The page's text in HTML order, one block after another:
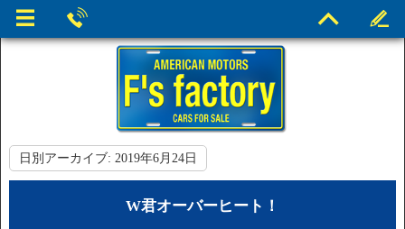
日別アーカイブ: 2019年6月24日
W君オーバーヒート！